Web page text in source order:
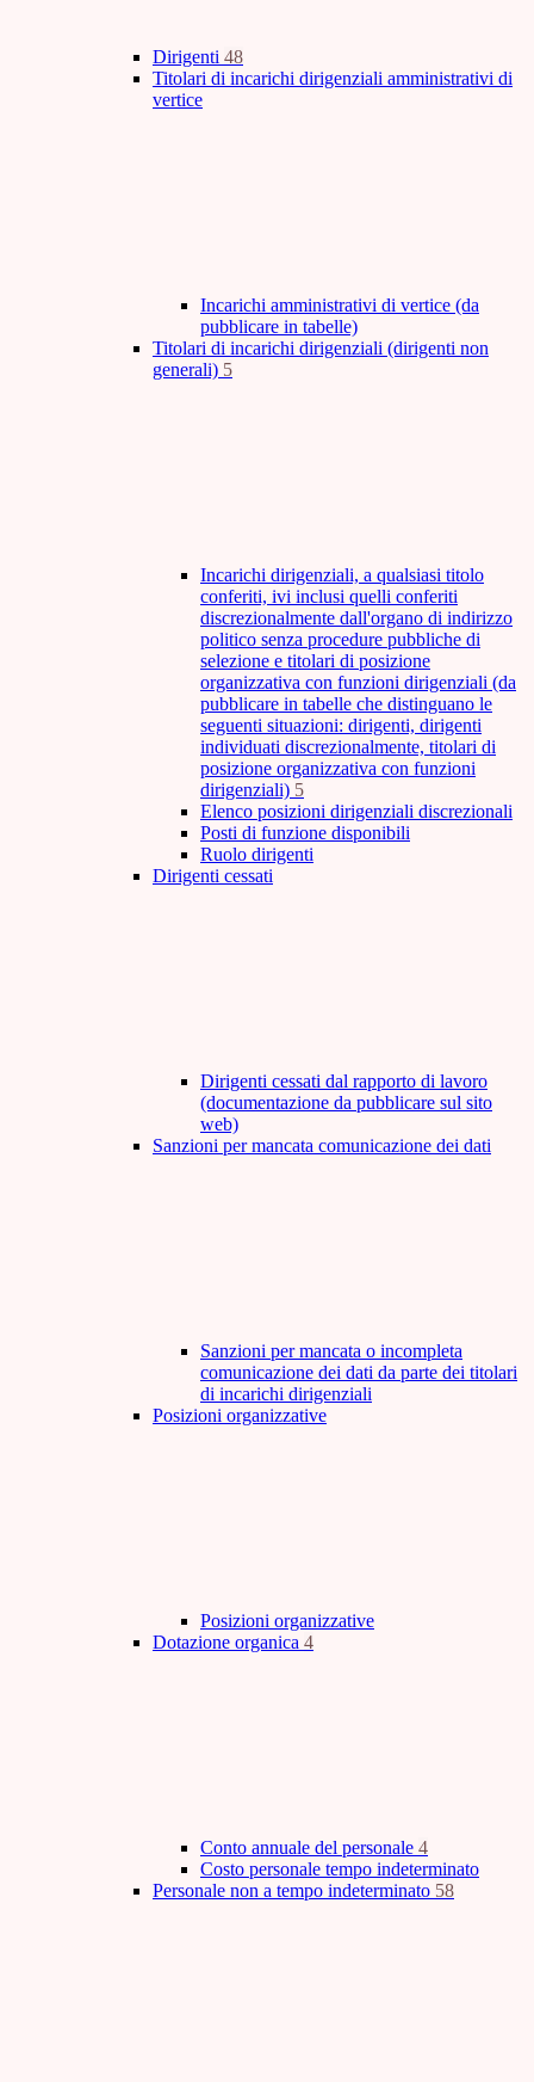
Dirigenti 48
Titolari di incarichi dirigenziali amministrativi di
vertice
Incarichi amministrativi di vertice (da
pubblicare in tabelle)
Titolari di incarichi dirigenziali (dirigenti non
generali) 5
Incarichi dirigenziali, a qualsiasi titolo
conferiti, ivi inclusi quelli conferiti
discrezionalmente dall'organo di indirizzo
politico senza procedure pubbliche di
selezione e titolari di posizione
organizzativa con funzioni dirigenziali (da
pubblicare in tabelle che distinguano le
seguenti situazioni: dirigenti, dirigenti
individuati discrezionalmente, titolari di
posizione organizzativa con funzioni
dirigenziali) 5
Elenco posizioni dirigenziali discrezionali
Posti di funzione disponibili
Ruolo dirigenti
Dirigenti cessati
Dirigenti cessati dal rapporto di lavoro
(documentazione da pubblicare sul sito
web)
Sanzioni per mancata comunicazione dei dati
Sanzioni per mancata o incompleta
comunicazione dei dati da parte dei titolari
di incarichi dirigenziali
Posizioni organizzative
Posizioni organizzative
Dotazione organica 4
Conto annuale del personale 4
Costo personale tempo indeterminato
Personale non a tempo indeterminato 58